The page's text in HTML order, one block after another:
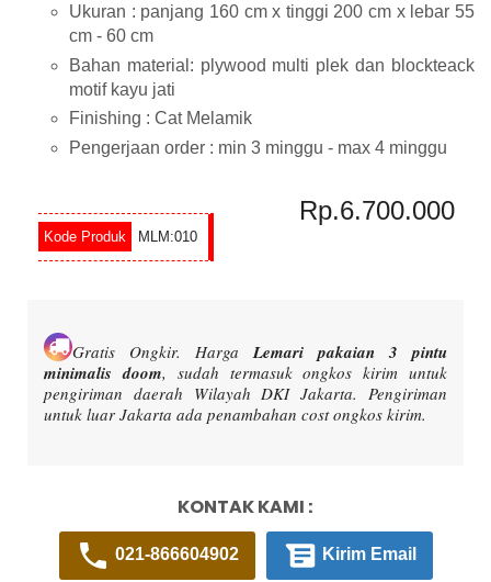
Ukuran : panjang 160 cm x tinggi 200 cm x lebar 55
cm - 60 cm
Bahan material: plywood multi plek dan blockteack
motif kayu jati
Finishing : Cat Melamik
Pengerjaan order : min 3 minggu - max 4 minggu
MLM:010
Rp.6.700.000
Gratis Ongkir. Harga Lemari pakaian 3 pintu
minimalis doom, sudah termasuk ongkos kirim untuk
pengiriman daerah Wilayah DKI Jakarta. Pengiriman
untuk luar Jakarta ada penambahan cost ongkos kirim.
KONTAK KAMI :
021-866604902 Kirim Email